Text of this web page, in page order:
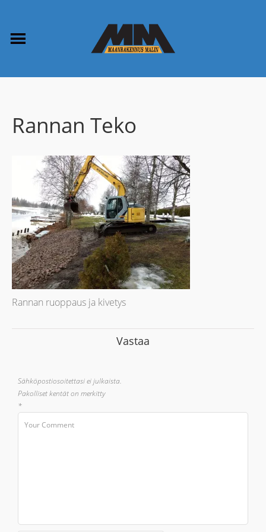
Rannan Teko
Rannan ruoppaus ja kivetys
Vastaa
Sähköpostiosoitettasi ei julkaista.
Pakolliset kentät on merkitty
*